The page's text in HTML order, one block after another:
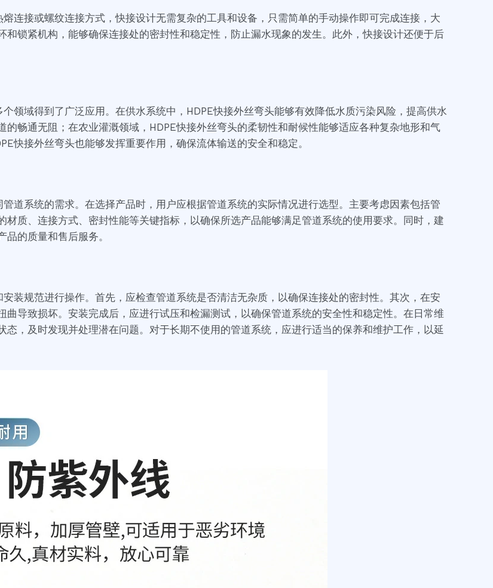
连接或螺纹连接方式，快接设计无需复杂的工具和设备，只需简单的手动操作即可完成连接，大
锁紧机构，能够确保连接处的密封性和稳定性，防止漏水现象的发生。此外，快接设计还便于后
领域得到了广泛应用。在供水系统中，HDPE快接外丝弯头能够有效降低水质污染风险，提高供水
畅通无阻；在农业灌溉领域，HDPE快接外丝弯头的柔韧性和耐候性能够适应各种复杂地形和气
快接外丝弯头也能够发挥重要作用，确保流体输送的安全和稳定。
道系统的需求。在选择产品时，用户应根据管道系统的实际情况进行选型。主要考虑因素包括管
质、连接方式、密封性能等关键指标，以确保所选产品能够满足管道系统的使用要求。同时，建
的质量和售后服务。
装规范进行操作。首先，应检查管道系统是否清洁无杂质，以确保连接处的密封性。其次，在安
导致损坏。安装完成后，应进行试压和检漏测试，以确保管道系统的安全性和稳定性。在日常维
，及时发现并处理潜在问题。对于长期不使用的管道系统，应进行适当的保养和维护工作，以延